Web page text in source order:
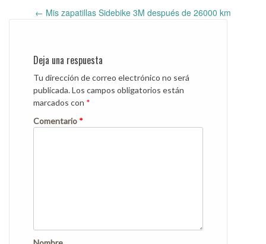
Post
← Mis zapatillas Sidebike 3M después de 26000 km
Deja una respuesta
Tu dirección de correo electrónico no será
publicada.Los campos obligatorios están
marcados con *
Comentario *